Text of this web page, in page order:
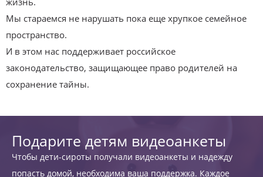
Мы стараемся не нарушать пока еще хрупкое семейное
пространство.
И в этом нас поддерживает российское
законодательство, защищающее право родителей на
сохранение тайны.
Подарите детям видеоанкеты
Чтобы дети-сироты получали видеоанкеты и надежду
попасть домой, необходима ваша поддержка. Каждое